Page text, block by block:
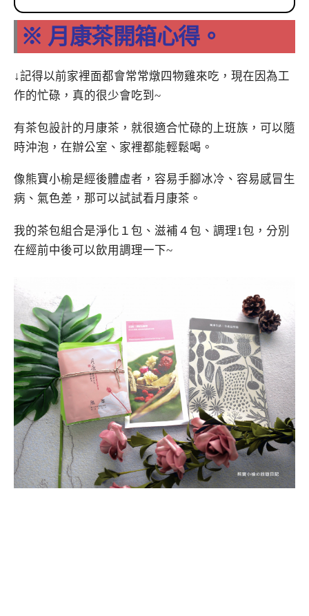
※ 月康茶開箱心得。
↓記得以前家裡面都會常常燉四物雞來吃，現在因為工
作的忙碌，真的很少會吃到~
有茶包設計的月康茶，就很適合忙碌的上班族，可以隨
時沖泡，在辦公室、家裡都能輕鬆喝。
像熊寶小榆是經後體虛者，容易手腳冰冷、容易感冒生
病、氣色差，那可以試試看月康茶。
我的茶包組合是淨化１包、滋補４包、調理1包，分別
在經前中後可以飲用調理一下~